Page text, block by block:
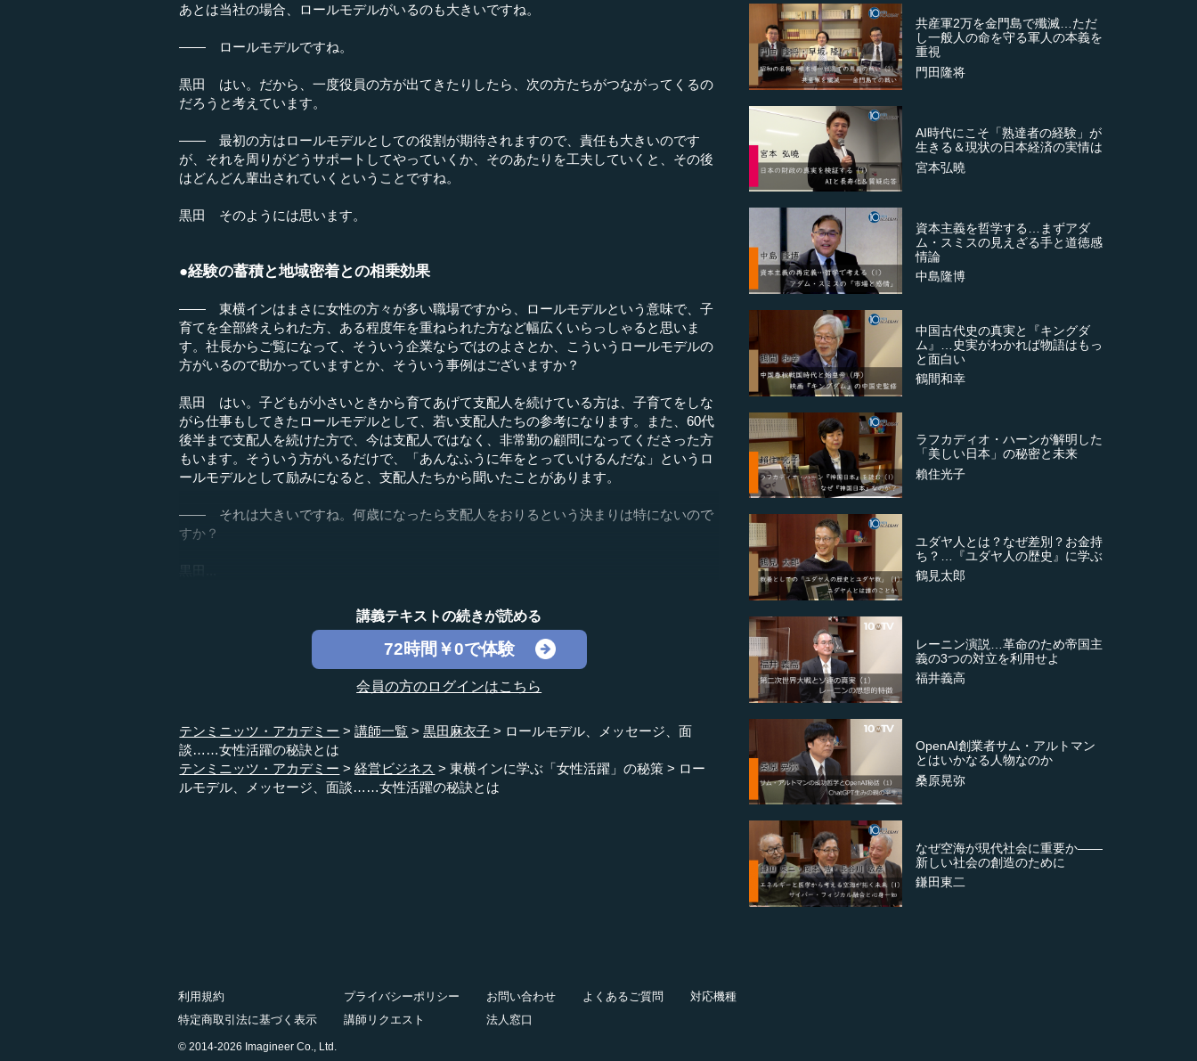
あとは当社の場合、ロールモデルがいるのも大きいですね。
―― ロールモデルですね。
黒田 はい。だから、一度役員の方が出てきたりしたら、次の方たちがつながってくるの
だろうと考えています。
―― 最初の方はロールモデルとしての役割が期待されますので、責任も大きいのです
が、それを周りがどうサポートしてやっていくか、そのあたりを工夫していくと、その後
はどんどん輩出されていくということですね。
黒田 そのようには思います。
●経験の蓄積と地域密着との相乗効果
―― 東横インはまさに女性の方々が多い職場ですから、ロールモデルという意味で、子
育てを全部終えられた方、ある程度年を重ねられた方など幅広くいらっしゃると思いま
す。社長からご覧になって、そういう企業ならではのよさとか、こういうロールモデルの
方がいるので助かっていますとか、そういう事例はございますか？
黒田 はい。子どもが小さいときから育てあげて支配人を続けている方は、子育てをしな
がら仕事もしてきたロールモデルとして、若い支配人たちの参考になります。また、60代
後半まで支配人を続けた方で、今は支配人ではなく、非常勤の顧問になってくださった方
もいます。そういう方がいるだけで、「あんなふうに年をとっていけるんだな」というロ
ールモデルとして励みになると、支配人たちから聞いたことがあります。
―― それは大きいですね。何歳になったら支配人をおりるという決まりは特にないので
すか？
講義テキストの続きが読める
72時間￥0で体験
会員の方のログインはこちら
テンミニッツ・アカデミー 講師一覧 黒田麻衣子
ロールモデル、メッセージ、面
談……女性活躍の秘訣とは
テンミニッツ・アカデミー
経営ビジネス 東横インに学ぶ「女性活躍」の秘策
ロー
ルモデル、メッセージ、面談……女性活躍の秘訣とは
共産軍2万を金門島で殲滅…ただ
し一般人の命を守る軍人の本義を
重視
門田隆将
AI時代にこそ「熟達者の経験」が
生きる＆現状の日本経済の実情は
宮本弘曉
資本主義を哲学する…まずアダ
ム・スミスの見えざる手と道徳感
情論
中島隆博
中国古代史の真実と『キングダ
ム』…史実がわかれば物語はもっ
と面白い
鶴間和幸
ラフカディオ・ハーンが解明した
「美しい日本」の秘密と未来
賴住光子
ユダヤ人とは？なぜ差別？お金持
ち？…『ユダヤ人の歴史』に学ぶ
鶴見太郎
レーニン演説…革命のため帝国主
義の3つの対立を利用せよ
福井義高
OpenAI創業者サム・アルトマン
とはいかなる人物なのか
桑原晃弥
なぜ空海が現代社会に重要か――
新しい社会の創造のために
鎌田東二
利用規約 プライバシーポリシー お問い合わせ よくあるご質問
対応機種
特定商取引法に基づく表示
講師リクエスト 法人窓口
© 2014-2026 Imagineer Co., Ltd.